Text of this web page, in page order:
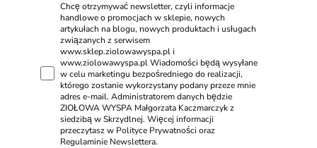
Chcę otrzymywać newsletter, czyli informacje
handlowe o promocjach w sklepie, nowych
artykułach na blogu, nowych produktach i usługach
związanych z serwisem
www.sklep.ziolowawyspa.pl i
www.ziolowawyspa.pl Wiadomości będą wysyłane
w celu marketingu bezpośredniego do realizacji,
którego zostanie wykorzystany podany przeze mnie
adres e-mail. Administratorem danych będzie
ZIOŁOWA WYSPA Małgorzata Kaczmarczyk z
siedzibą w Skrzydlnej. Więcej informacji
przeczytasz w Polityce Prywatności oraz
Regulaminie Newslettera.